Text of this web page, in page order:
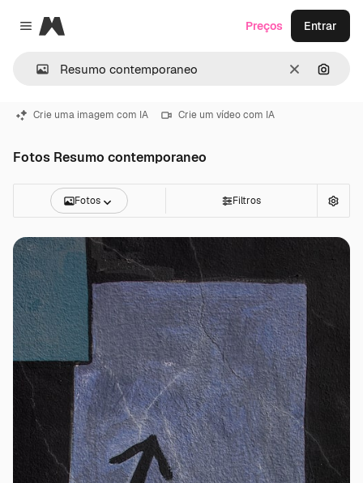
Close menu
Magnific
Limpar
Preços Entrar
Crie uma imagem com IA Crie um vídeo com IA
Fotos Resumo contemporaneo
Fotos Filtros